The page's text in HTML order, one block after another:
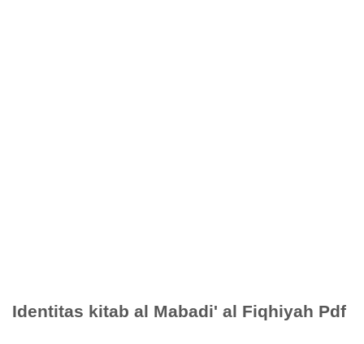
Identitas kitab al Mabadi' al Fiqhiyah Pdf